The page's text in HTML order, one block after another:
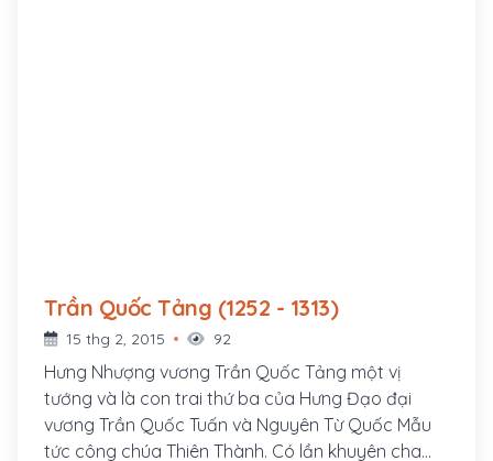
Trần Quốc Tảng (1252 - 1313)
15 thg 2, 2015 92
Hưng Nhượng vương Trần Quốc Tảng một vị
tướng và là con trai thứ ba của Hưng Đạo đại
vương Trần Quốc Tuấn và Nguyên Từ Quốc Mẫu
tức công chúa Thiên Thành. Có lần khuyên cha